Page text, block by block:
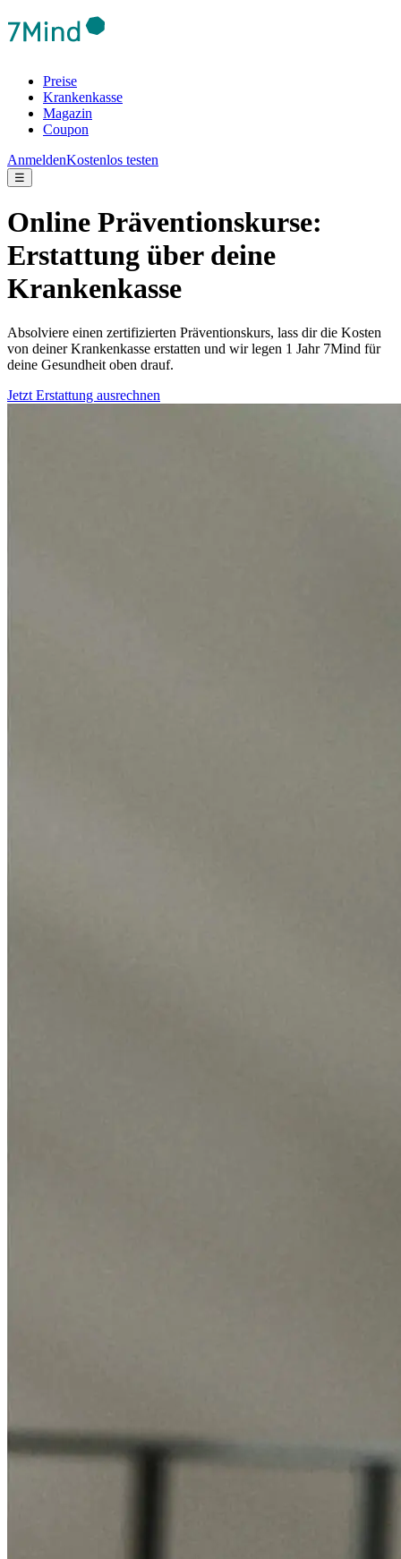
Preise
Krankenkasse
Magazin
Coupon
AnmeldenKostenlos testen
☰
Online Präventionskurse:
Erstattung über deine
Krankenkasse
Absolviere einen zertifizierten Präventionskurs, lass dir die Kosten
von deiner Krankenkasse erstatten und wir legen 1 Jahr 7Mind für
deine Gesundheit oben drauf.
Jetzt Erstattung ausrechnen